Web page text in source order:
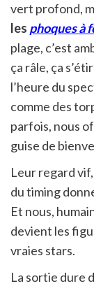
vert profond,
les phoques à
plage, c’est
ça râle, ça
l’heure du
comme des
parfois, nous
guise de
Leur regard
du timing
Et nous,
devient les
vraies stars.
La sortie dure